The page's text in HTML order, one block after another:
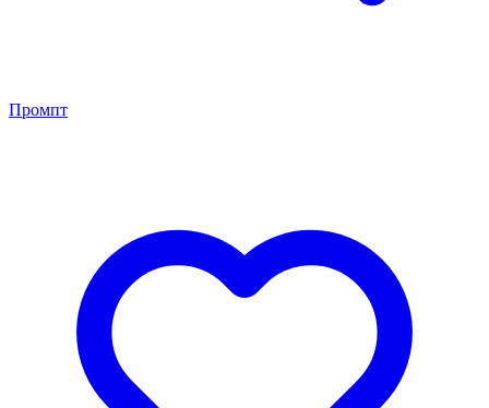
Промпт